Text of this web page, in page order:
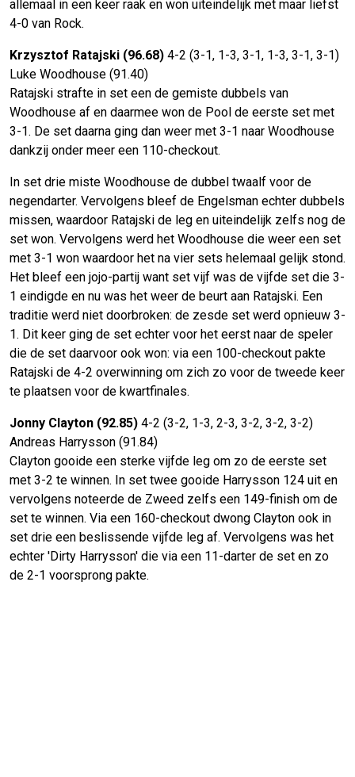
allemaal in een keer raak en won uiteindelijk met maar liefst
4-0 van Rock.
Krzysztof Ratajski (96.68) 4-2 (3-1, 1-3, 3-1, 1-3, 3-1, 3-1)
Luke Woodhouse (91.40)
Ratajski strafte in set een de gemiste dubbels van
Woodhouse af en daarmee won de Pool de eerste set met
3-1. De set daarna ging dan weer met 3-1 naar Woodhouse
dankzij onder meer een 110-checkout.
In set drie miste Woodhouse de dubbel twaalf voor de
negendarter. Vervolgens bleef de Engelsman echter dubbels
missen, waardoor Ratajski de leg en uiteindelijk zelfs nog de
set won. Vervolgens werd het Woodhouse die weer een set
met 3-1 won waardoor het na vier sets helemaal gelijk stond.
Het bleef een jojo-partij want set vijf was de vijfde set die 3-
1 eindigde en nu was het weer de beurt aan Ratajski. Een
traditie werd niet doorbroken: de zesde set werd opnieuw 3-
1. Dit keer ging de set echter voor het eerst naar de speler
die de set daarvoor ook won: via een 100-checkout pakte
Ratajski de 4-2 overwinning om zich zo voor de tweede keer
te plaatsen voor de kwartfinales.
Jonny Clayton (92.85) 4-2 (3-2, 1-3, 2-3, 3-2, 3-2, 3-2)
Andreas Harrysson (91.84)
Clayton gooide een sterke vijfde leg om zo de eerste set
met 3-2 te winnen. In set twee gooide Harrysson 124 uit en
vervolgens noteerde de Zweed zelfs een 149-finish om de
set te winnen. Via een 160-checkout dwong Clayton ook in
set drie een beslissende vijfde leg af. Vervolgens was het
echter 'Dirty Harrysson' die via een 11-darter de set en zo
de 2-1 voorsprong pakte.